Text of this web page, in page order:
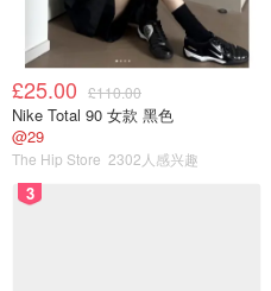
£25.00 £110.00
Nike Total 90 女款 黑色
@29
The Hip Store 2302人感兴趣
3